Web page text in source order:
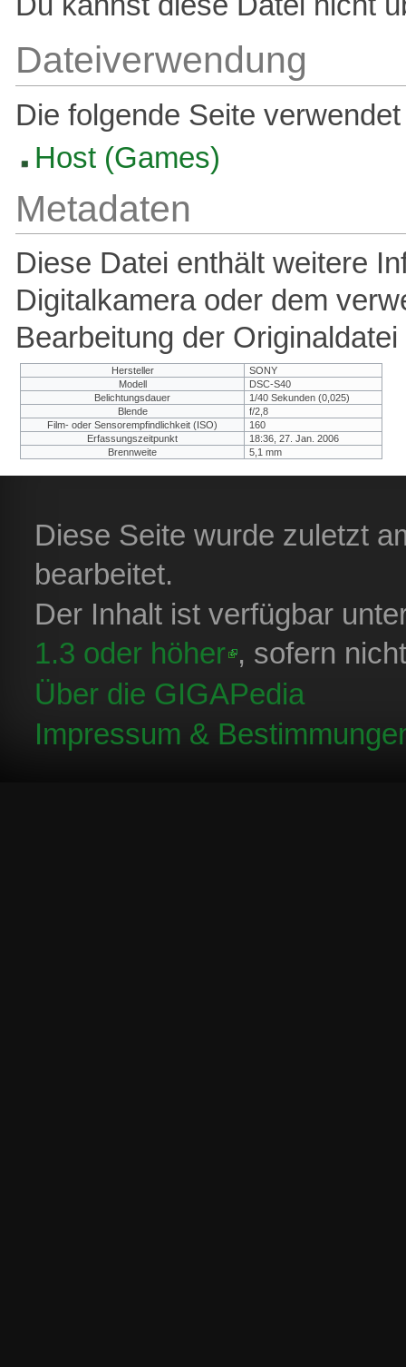
Dateiverwendung
Die folgende Seite
Host (Games)
Metadaten
Diese Datei enthält weitere
Digitalkamera oder dem
Bearbeitung der
Hersteller
SONY
Modell
DSC-S40
Belichtungsdauer
1/40 Sekunden (0,025)
Blende
f/2,8
Film- oder Sensorempfindlichkeit (ISO)
160
Erfassungszeitpunkt
18:36, 27. Jan. 2006
Brennweite
5,1 mm
Diese Seite wurde zuletzt
bearbeitet.
Der Inhalt ist verfügbar
1.3 oder höher , sofern
Über die GIGAPedia
Impressum &